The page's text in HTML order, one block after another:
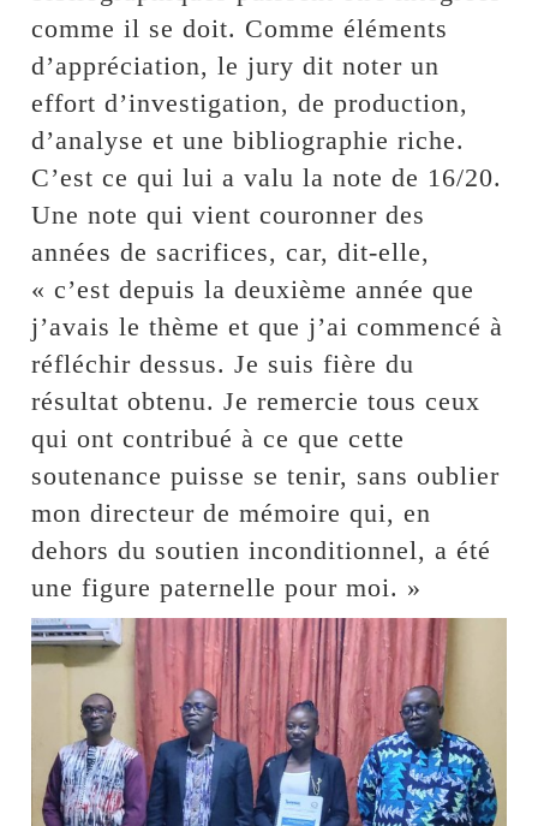
comme il se doit. Comme éléments
d’appréciation, le jury dit noter un
effort d’investigation, de production,
d’analyse et une bibliographie riche.
C’est ce qui lui a valu la note de 16/20.
Une note qui vient couronner des
années de sacrifices, car, dit-elle,
« c’est depuis la deuxième année que
j’avais le thème et que j’ai commencé à
réfléchir dessus. Je suis fière du
résultat obtenu. Je remercie tous ceux
qui ont contribué à ce que cette
soutenance puisse se tenir, sans oublier
mon directeur de mémoire qui, en
dehors du soutien inconditionnel, a été
une figure paternelle pour moi. »